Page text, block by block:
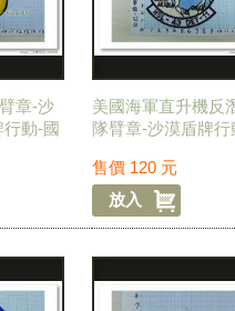
章-沙
動-國
美國海軍直升機反
隊臂章-沙漠盾牌行
售價 120 元